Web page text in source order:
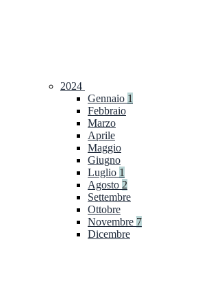
2024
Gennaio 1
Febbraio
Marzo
Aprile
Maggio
Giugno
Luglio 1
Agosto 2
Settembre
Ottobre
Novembre 7
Dicembre